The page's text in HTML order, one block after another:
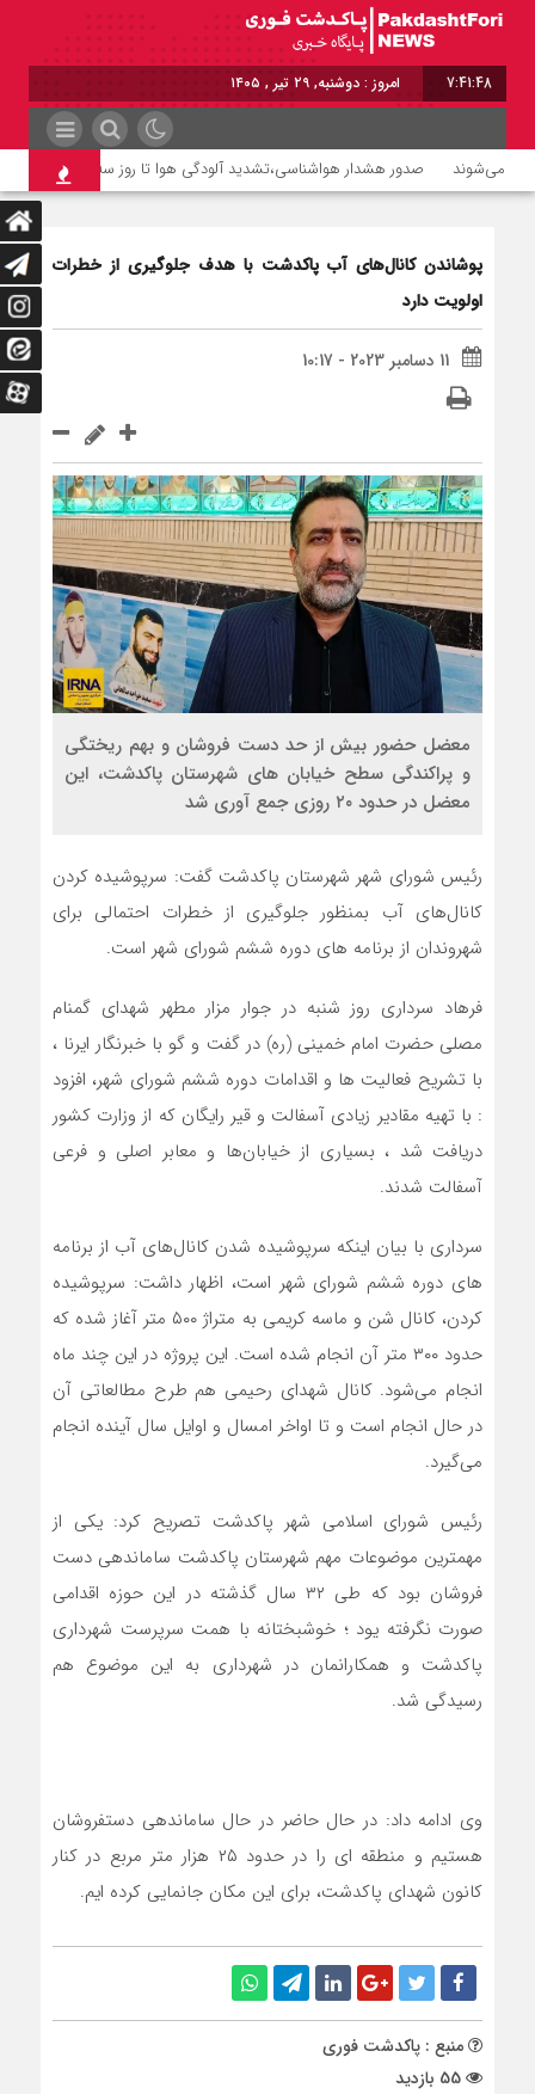
7:41:48 امروز : دوشنبه, ۲۹ تیر , ۱۴۰۵
صدور هشدار هواشناسی،تشدید آلودگی هوا تا روز سه‌شنبه
پوشاندن کانال‌های آب پاکدشت با هدف جلوگیری از خطرات
اولویت دارد
11 دسامبر 2023 - 10:17
معضل حضور بیش از حد دست فروشان و بهم ریختگی
و پراکندگی سطح خیابان های شهرستان پاکدشت‌، این
معضل در حدود ۲۰ روزی جمع آوری شد
رئیس شورای شهر شهرستان پاکدشت گفت: سرپوشیده کردن
کانال‌های آب بمنظور جلوگیری از خطرات احتمالی برای
شهروندان از برنامه های دوره ششم شورای شهر است.
فرهاد سرداری روز شنبه در جوار مزار مطهر شهدای گمنام
مصلی حضرت امام خمینی (ره) در گفت و گو با خبرنگار ایرنا ،
با تشریح فعالیت ها و اقدامات دوره ششم شورای شهر، افزود
: با تهیه مقادیر زیادی آسفالت و قیر رایگان که از وزارت کشور
دریافت شد ، بسیاری از خیابان‌ها و معابر اصلی و فرعی
آسفالت شدند.
سرداری با بیان اینکه سرپوشیده شدن کانال‌های آب از برنامه
های دوره ششم شورای شهر است، اظهار داشت: سرپوشیده
کردن، کانال شن و ماسه کریمی به متراژ ۵۰۰ متر آغاز شده که
حدود ۳۰۰ متر آن انجام شده است. این پروژه در این چند ماه
انجام می‌شود. کانال شهدای رحیمی هم طرح مطالعاتی آن
در حال انجام است و تا اواخر امسال و اوایل سال آینده انجام
می‌گیرد.
رئیس شورای اسلامی شهر پاکدشت تصریح کرد: یکی از
مهمترین موضوعات مهم شهرستان پاکدشت ساماندهی دست
فروشان بود که طی ۳۲ سال گذشته در این حوزه اقدامی
صورت نگرفته یود ؛ خوشبختانه با همت سرپرست شهرداری
پاکدشت و همکارانمان در شهرداری به این موضوع هم
رسیدگی شد.
وی ادامه داد: در حال حاضر در حال ساماندهی دستفروشان
هستیم و منطقه ای را در حدود ۲۵ هزار متر مربع در کنار
کانون شهدای پاکدشت، برای این مکان جانمایی کرده ایم.
منبع : پاکدشت فوری